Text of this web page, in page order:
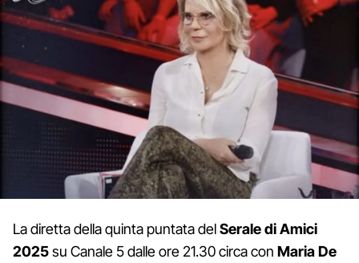
La diretta della quinta puntata delSerale di Amici
2025su Canale 5 dalle ore 21.30 circa con Maria De